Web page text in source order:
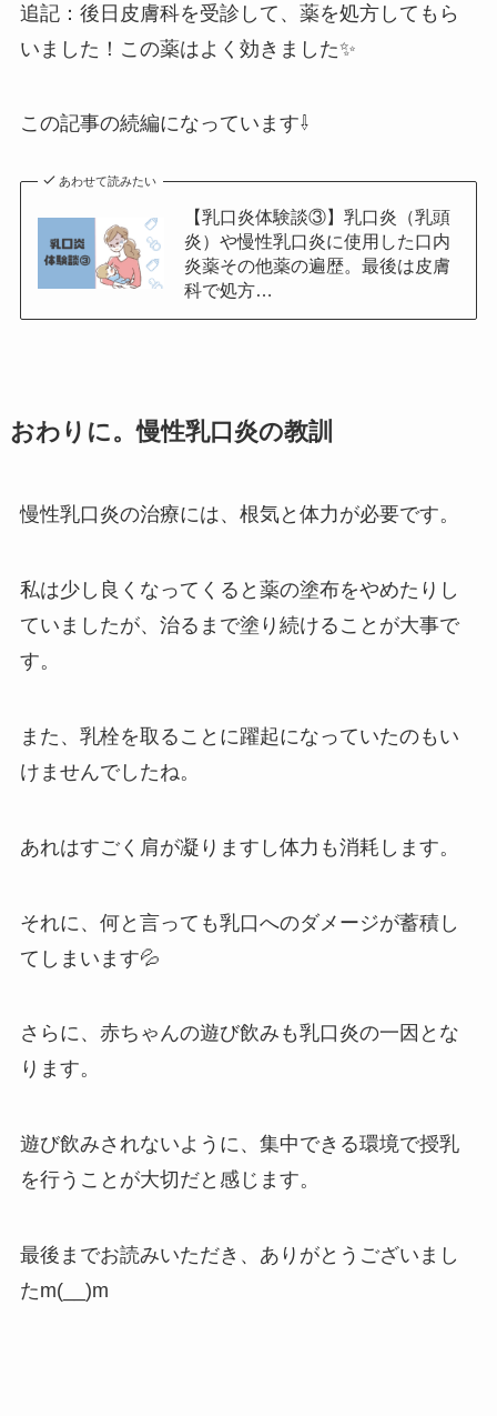
追記：後日皮膚科を受診して、薬を処方してもら
いました！この薬はよく効きました✨
この記事の続編になっています⇩
あわせて読みたい
【乳口炎体験談③】乳口炎（乳頭
炎）や慢性乳口炎に使用した口内
炎薬その他薬の遍歴。最後は皮膚
科で処方…
おわりに。慢性乳口炎の教訓
慢性乳口炎の治療には、根気と体力が必要です。
私は少し良くなってくると薬の塗布をやめたりし
ていましたが、治るまで塗り続けることが大事で
す。
また、乳栓を取ることに躍起になっていたのもい
けませんでしたね。
あれはすごく肩が凝りますし体力も消耗します。
それに、何と言っても乳口へのダメージが蓄積し
てしまいます💦
さらに、赤ちゃんの遊び飲みも乳口炎の一因とな
ります。
遊び飲みされないように、集中できる環境で授乳
を行うことが大切だと感じます。
最後までお読みいただき、ありがとうございまし
たm(__)m